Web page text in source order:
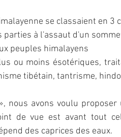
se classaient en 3
à l'assaut d'un
peuples himalayens
ou moins ésotériques,
tibétain, tantrisme,
nous avons voulu
de vue est avant tout
des caprices des eaux.